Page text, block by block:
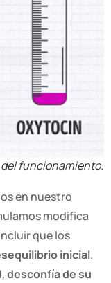
del funcionamiento.
en nuestro
modifica
que los
inicial.
desconfía de su